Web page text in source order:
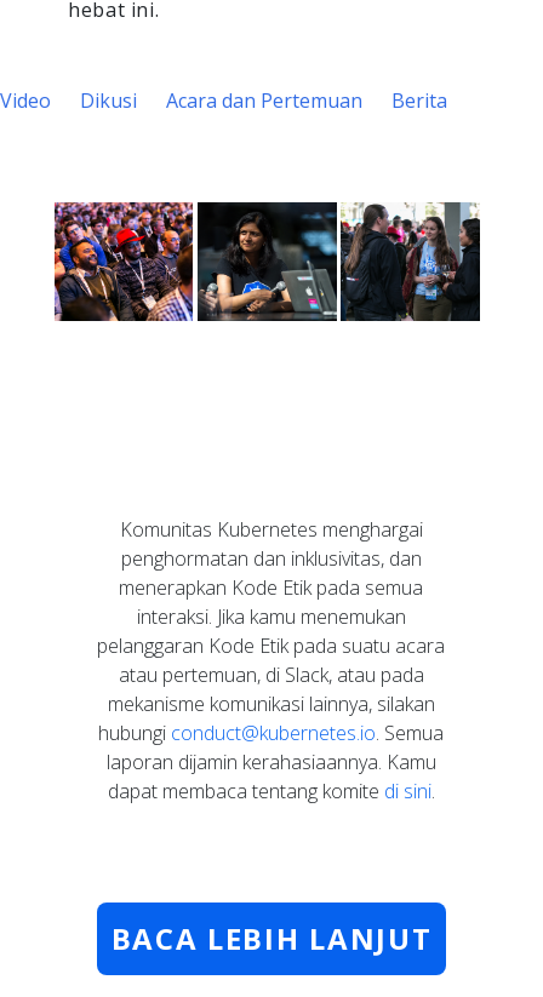
hebat ini.
Video Dikusi Acara dan Pertemuan Berita
Komunitas Kubernetes menghargai
penghormatan dan inklusivitas, dan
menerapkan Kode Etik pada semua
interaksi. Jika kamu menemukan
pelanggaran Kode Etik pada suatu acara
atau pertemuan, di Slack, atau pada
mekanisme komunikasi lainnya, silakan
hubungi conduct@kubernetes.io. Semua
laporan dijamin kerahasiaannya. Kamu
dapat membaca tentang komite di sini.
BACA LEBIH LANJUT